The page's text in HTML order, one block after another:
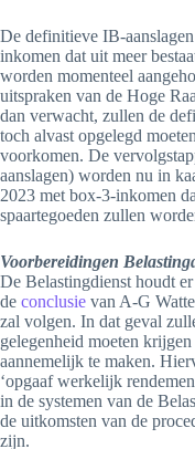
De definitieve IB-
inkomen dat uit meer
worden momenteel
uitspraken van de Hoge
dan verwacht, zullen de
toch alvast opgelegd
voorkomen. De
aanslagen) worden nu in
2023 met box-3-inkomen
spaartegoeden zullen
Voorbereidingen
De Belastingdienst houdt
de conclusie van A-G
zal volgen. In dat geval
gelegenheid moeten
aannemelijk te maken.
‘opgaaf werkelijk
in de systemen van de
de uitkomsten van de
zijn.